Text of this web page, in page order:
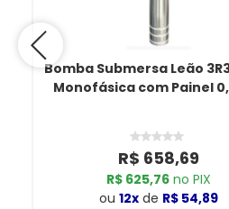
Bomba Submersa Leão
Monofásica com Painel
R$ 658,69
R$ 625,76no PIX
ou 12xde R$ 54,89